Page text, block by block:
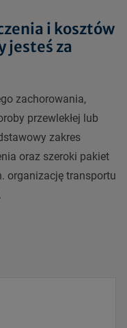
i kosztów
jesteś za
zachorowania,
przewlekłej lub
zakres
oraz szeroki pakiet
organizację transportu